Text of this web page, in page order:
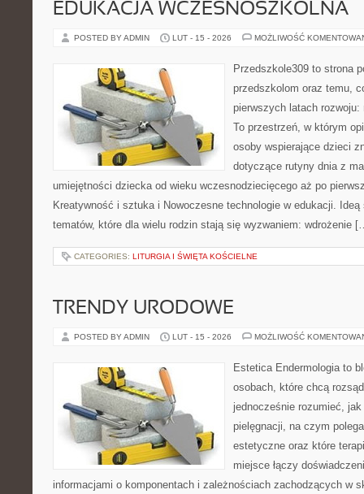
EDUKACJA WCZESNOSZKOLNA
POSTED BY ADMIN LUT - 15 - 2026 MOŻLIWOŚĆ
Przedszkole309 to strona
przedszkolom oraz temu,
pierwszych latach
To przestrzeń, w którym
osoby wspierające dzieci
dotyczące rutyny dnia z
umiejętności dziecka od wieku wczesnodziecięcego aż po
Kreatywność i sztuka i Nowoczesne technologie w edukacji.
tematów, które dla wielu rodzin stają się wyzwaniem: wdrożenie
CATEGORIES: LITURGIA I ŚWIĘTA KOŚCIELNE
TRENDY URODOWE
POSTED BY ADMIN LUT - 15 - 2026 MOŻLIWOŚĆ
Estetica Endermologia to
osobach, które chcą
jednocześnie rozumieć, jak
pielęgnacji, na czym
estetyczne oraz które
miejsce łączy
informacjami o komponentach i zależnościach zachodzących w